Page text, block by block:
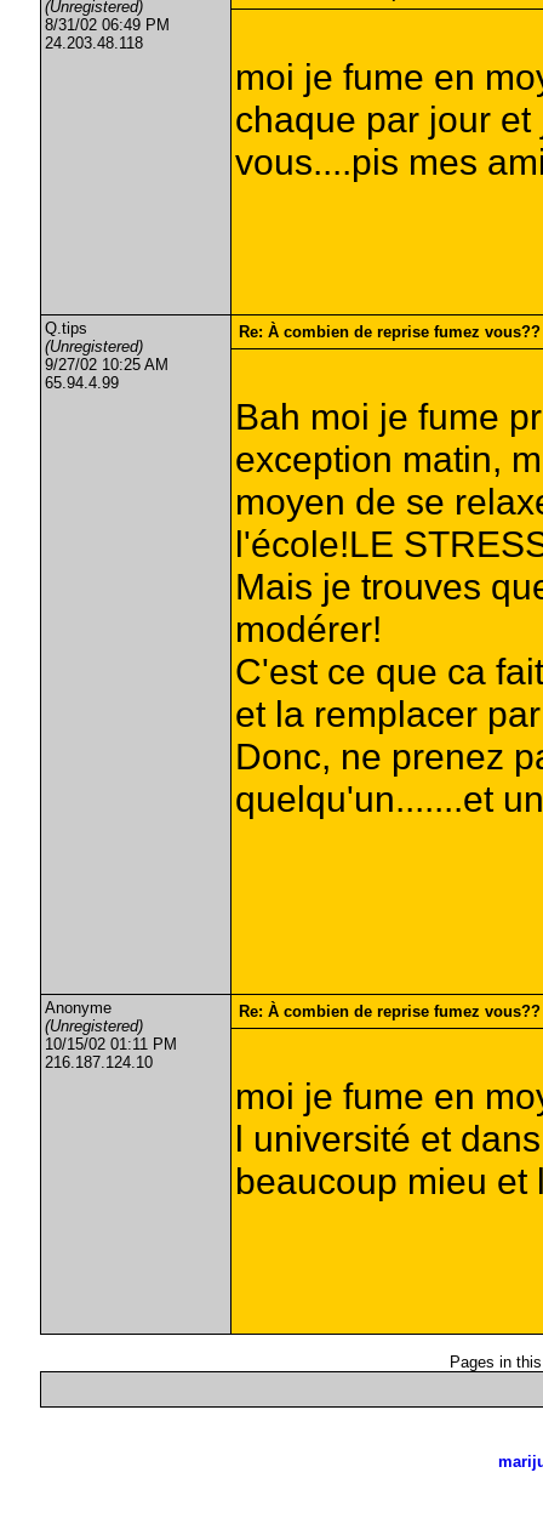
(Unregistered)
8/31/02 06:49 PM
24.203.48.118
moi je fume en
chaque par jour
vous....pis mes
Q.tips
(Unregistered)
9/27/02 10:25 AM
65.94.4.99
Re: À combien de reprise fumez vous??
Bah moi je fume
exception matin,
moyen de se
l'école!LE
Mais je trouves
modérer!
C'est ce que ca
et la remplacer
Donc, ne prenez
quelqu'un.......et
Anonyme
(Unregistered)
10/15/02 01:11 PM
216.187.124.10
Re: À combien de reprise fumez vous??
moi je fume en
l université et
beaucoup mieu et
Pages in